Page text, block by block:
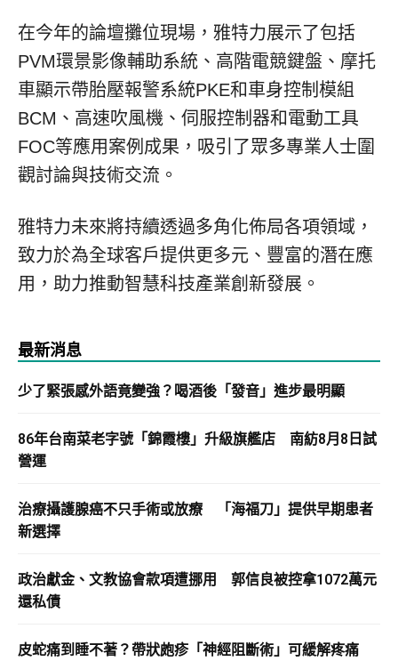
在今年的論壇攤位現場，雅特力展示了包括
PVM環景影像輔助系統、高階電競鍵盤、摩托
車顯示帶胎壓報警系統PKE和車身控制模組
BCM、高速吹風機、伺服控制器和電動工具
FOC等應用案例成果，吸引了眾多專業人士圍
觀討論與技術交流。
雅特力未來將持續透過多角化佈局各項領域，
致力於為全球客戶提供更多元、豐富的潛在應
用，助力推動智慧科技產業創新發展。
最新消息
少了緊張感外語竟變強？喝酒後「發音」進步最明顯
86年台南菜老字號「錦霞樓」升級旗艦店 南紡8月8日試
營運
治療攝護腺癌不只手術或放療 「海福刀」提供早期患者
新選擇
政治獻金、文教協會款項遭挪用 郭信良被控拿1072萬元
還私債
皮蛇痛到睡不著？帶狀皰疹「神經阻斷術」可緩解疼痛